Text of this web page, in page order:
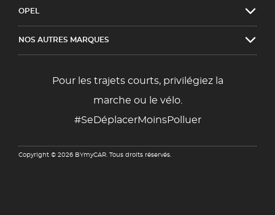
OPEL
NOS AUTRES MARQUES
Pour les trajets courts, privilégiez la
marche ou le vélo.
#SeDéplacerMoinsPolluer
Copyright © 2026 BYmyCAR. Tous droits réservés.